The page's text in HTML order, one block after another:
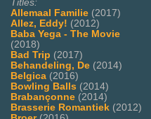
Titles:
Allemaal Familie (2017)
Allez, Eddy! (2012)
Baba Yega - The Movie
(2018)
Bad Trip (2017)
Behandeling, De (2014)
Belgica (2016)
Bowling Balls (2014)
Brabançonne (2014)
Brasserie Romantiek (2012)